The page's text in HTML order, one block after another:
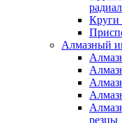
Круги
Алмазный
резцы